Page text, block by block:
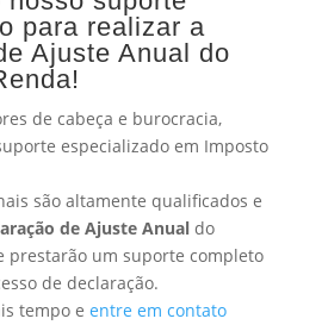
para realizar a
Ajuste Anual do
de cabeça e burocracia,
especializado em Imposto
são altamente qualificados e
de Ajuste Anual do
prestarão um suporte completo
de declaração.
tempo e entre em contato